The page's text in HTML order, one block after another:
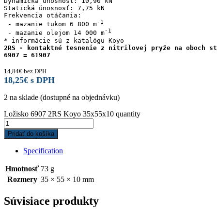
Statická únosnosť: 7,75 kN
Frekvencia otáčania:
- mazanie tukom 6 800 m
- mazanie olejom 14 000 m
2RS - kontaktné tesnenie z nitrilovej pryže na oboch
6907 = 61907
14,84€ bez DPH
18,25€ s DPH
2 na sklade (dostupné na objednávku)
Ložisko 6907 2RS Koyo 35x55x10 quantity
Pridať do košíka
Specification
Hmotnosť 73 g
Rozmery 35 × 55 × 10 mm
Súvisiace produkty